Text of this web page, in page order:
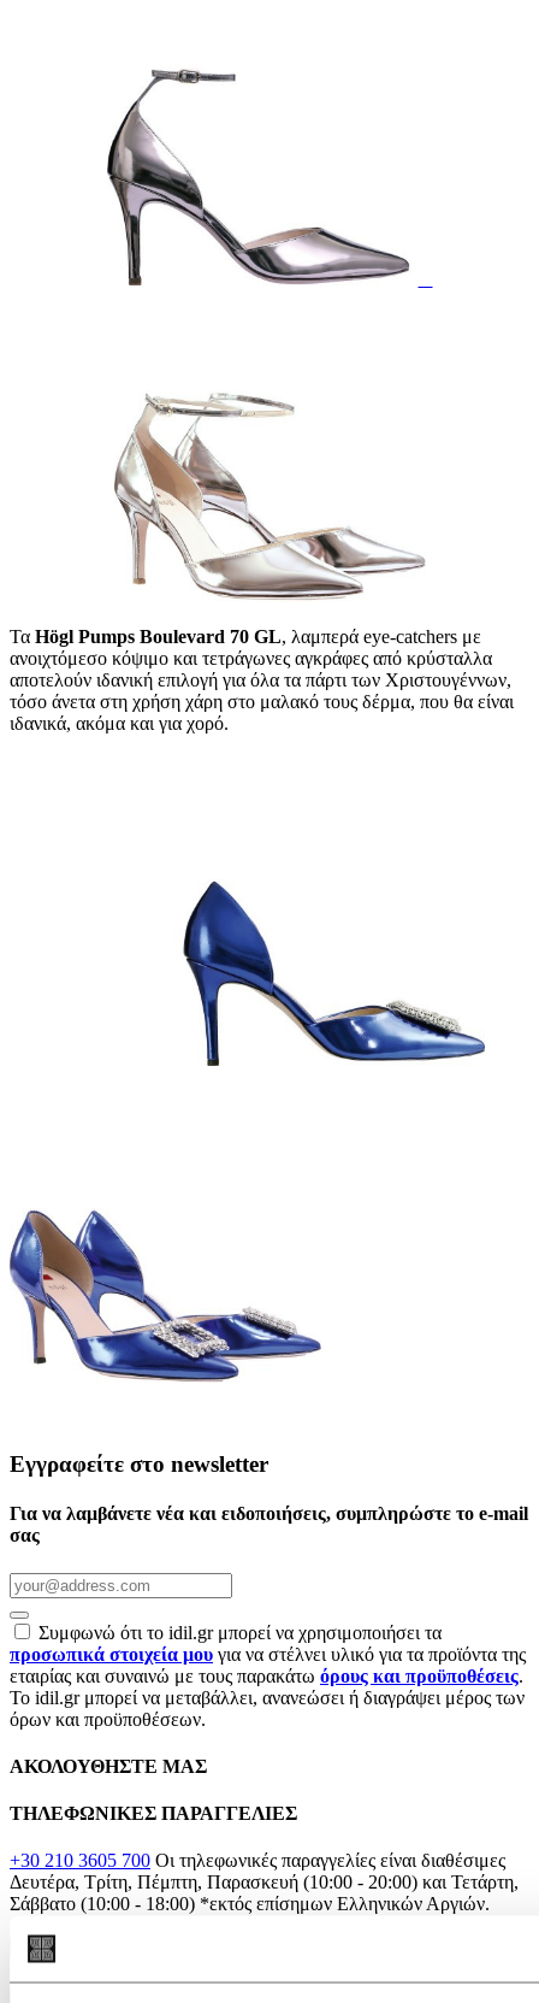
Τα Högl Pumps Boulevard 70 GL, λαμπερά eye-catchers με
ανοιχτόμεσο κόψιμο και τετράγωνες αγκράφες από κρύσταλλα
αποτελούν ιδανική επιλογή για όλα τα πάρτι των Χριστουγέννων,
τόσο άνετα στη χρήση χάρη στο μαλακό τους δέρμα, που θα είναι
ιδανικά, ακόμα και για χορό.
Εγγραφείτε στο newsletter
Για να λαμβάνετε νέα και ειδοποιήσεις, συμπληρώστε το e-mail
σας
Συμφωνώ ότι το idil.gr μπορεί να χρησιμοποιήσει τα
προσωπικά στοιχεία μου για να στέλνει υλικό για τα προϊόντα της
εταιρίας και συναινώ με τους παρακάτω όρους και προϋποθέσεις.
Το idil.gr μπορεί να μεταβάλλει, ανανεώσει ή διαγράψει μέρος των
όρων και προϋποθέσεων.
ΑΚΟΛΟΥΘΗΣΤΕ ΜΑΣ
ΤΗΛΕΦΩΝΙΚΕΣ ΠΑΡΑΓΓΕΛΙΕΣ
+30 210 3605 700 Οι τηλεφωνικές παραγγελίες είναι διαθέσιμες
Δευτέρα, Τρίτη, Πέμπτη, Παρασκευή (10:00 - 20:00) και Τετάρτη,
Σάββατο (10:00 - 18:00) *εκτός επίσημων Ελληνικών Αργιών.